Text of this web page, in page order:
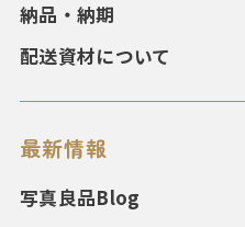
納品・納期
配送資材について
最新情報
写真良品Blog